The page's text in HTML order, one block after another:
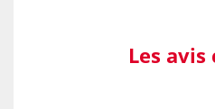
Les